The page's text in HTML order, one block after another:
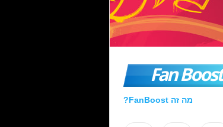
Fan Boost
מה זה FanBoost?